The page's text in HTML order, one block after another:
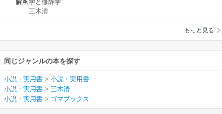
解釈学と修辞学
三木清
もっと見る
同じジャンルの本を探す
小説・実用書 > 小説・実用書
小説・実用書 > 三木清
小説・実用書 > ゴマブックス